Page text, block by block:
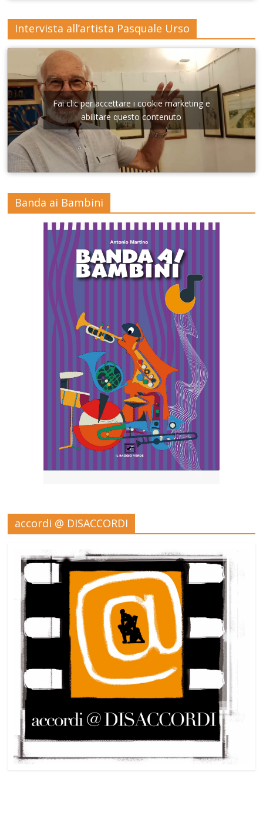
Intervista all’artista Pasquale Urso
Fai clic per accettare i cookie marketing e
abilitare questo contenuto
Banda ai Bambini
accordi @ DISACCORDI